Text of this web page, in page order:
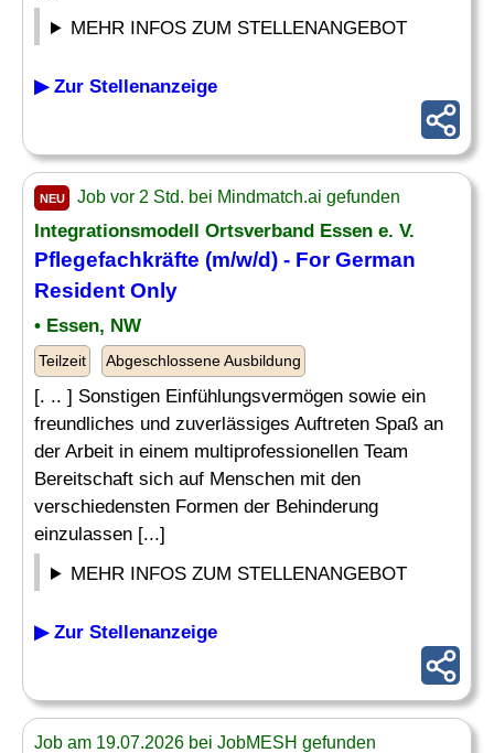
MEHR INFOS ZUM STELLENANGEBOT
▶ Zur Stellenanzeige
NEU Job vor 2 Std. bei Mindmatch.ai gefunden
Integrationsmodell Ortsverband Essen e. V.
Pflegefachkräfte (m/w/d) - For German
Resident Only
• Essen, NW
Teilzeit Abgeschlossene Ausbildung
[. .. ] Sonstigen Einfühlungsvermögen sowie ein
freundliches und zuverlässiges Auftreten Spaß an
der Arbeit in einem multiprofessionellen Team
Bereitschaft sich auf Menschen mit den
verschiedensten Formen der Behinderung
einzulassen [...]
MEHR INFOS ZUM STELLENANGEBOT
▶ Zur Stellenanzeige
Job am 19.07.2026 bei JobMESH gefunden